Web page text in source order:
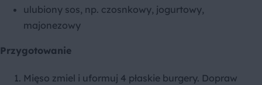
ulubiony sos, np. czosnkowy, jogurtowy,
majonezowy
Przygotowanie
Mięso zmiel i uformuj 4 płaskie burgery. Dopraw